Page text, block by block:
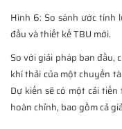
Hình 6: So sánh ước tính
đầu và thiết kế TBU mới.
So với giải pháp ban đầu,
khí thải của một chuyến
Dự kiến sẽ có một cải
hoàn chỉnh, bao gồm cả